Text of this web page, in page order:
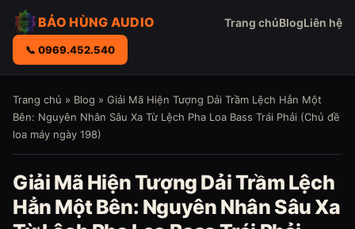
BẢO HÙNG AUDIO Trang chủBlogLiên hệ
📞 0969.452.540
Trang chủ » Blog » Giải Mã Hiện Tượng Dải Trầm Lệch Hẳn Một
Bên: Nguyên Nhân Sâu Xa Từ Lệch Pha Loa Bass Trái Phải (Chủ đề
loa máy ngày 198)
Giải Mã Hiện Tượng Dải Trầm Lệch
Hẳn Một Bên: Nguyên Nhân Sâu Xa